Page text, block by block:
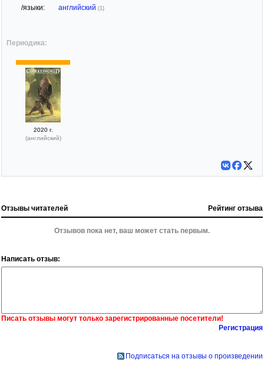
/языки: английский (1)
Периодика:
2020 г.
(английский)
Отзывы читателей Рейтинг отзыва
Отзывов пока нет, ваш может стать первым.
Написать отзыв:
Писать отзывы могут только зарегистрированные посетители!
Регистрация
Подписаться на отзывы о произведении